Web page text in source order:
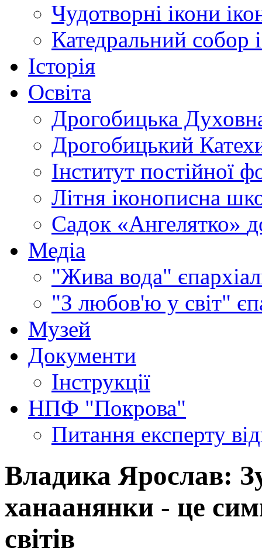
Чудотворні ікони
Катедральний собор
Історія
Освіта
Дрогобицька
Дрогобицький
Інститут постійної
Літня іконописна
Садок «Ангелятко»
Медіа
"Жива вода"
"З любов'ю у світ"
Музей
Документи
Інструкції
НПФ "Покрова"
Питання експерту
Владика Ярослав:
ханаанянки - це
світів